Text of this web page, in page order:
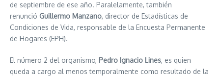
de septiembre de ese año. Paralelamente, también
renunció Guillermo Manzano, director de Estadísticas de
Condiciones de Vida, responsable de la Encuesta Permanente
de Hogares (EPH).
El número 2 del organismo, Pedro Ignacio Lines, es quien
queda a cargo al menos temporalmente como resultado de la